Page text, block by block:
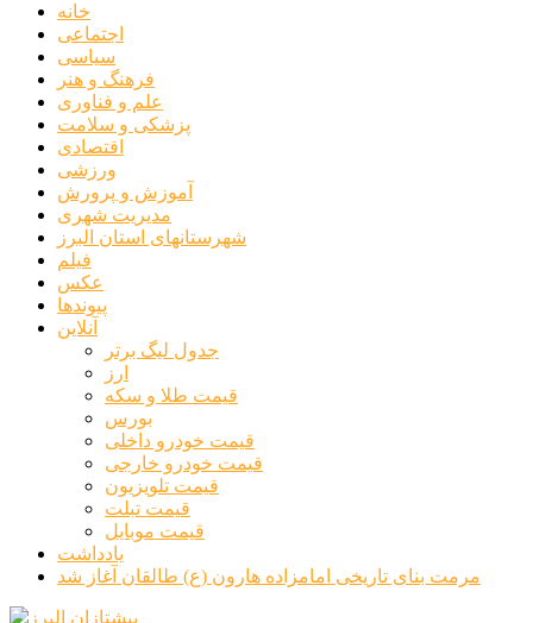
خانه
اجتماعی
سیاسی
فرهنگ و هنر
علم و فناوری
پزشکی و سلامت
اقتصادی
ورزشی
آموزش و پرورش
مدیریت شهری
شهرستانهای استان البرز
فیلم
عکس
پیوندها
آنلاین
جدول لیگ برتر
ارز
قیمت طلا و سکه
بورس
قیمت خودرو داخلی
قیمت خودرو خارجی
قیمت تلویزیون
قیمت تبلت
قیمت موبایل
یادداشت
مرمت بنای تاریخی امامزاده هارون (ع) طالقان آغاز شد